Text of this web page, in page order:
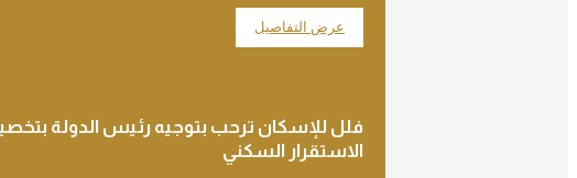
عرض التفاصيل
الاستقرار السكني